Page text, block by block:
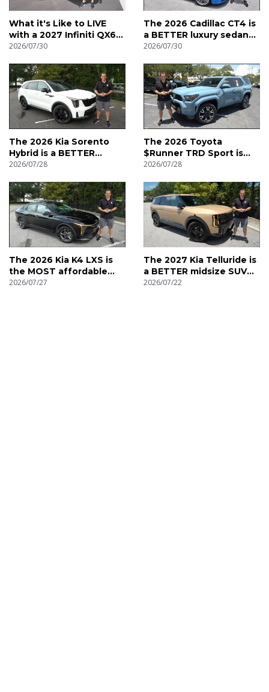
What it's Like to LIVE
with a 2027 Infiniti QX65
(POV)
2026/07/30
The 2026 Cadillac CT4 is
a BETTER luxury sedan
than a BMW 228 Grand
2026/07/30
The 2026 Kia Sorento
Hybrid is a BETTER
midsize SUV than a
2026/07/28
The 2026 Toyota
$Runner TRD Sport is
the BEST midsize 2-row
2026/07/28
The 2026 Kia K4 LXS is
the MOST affordable
new compact sedan
2026/07/27
The 2027 Kia Telluride is
a BETTER midsize SUV
than a Hyundai Palisade
2026/07/22